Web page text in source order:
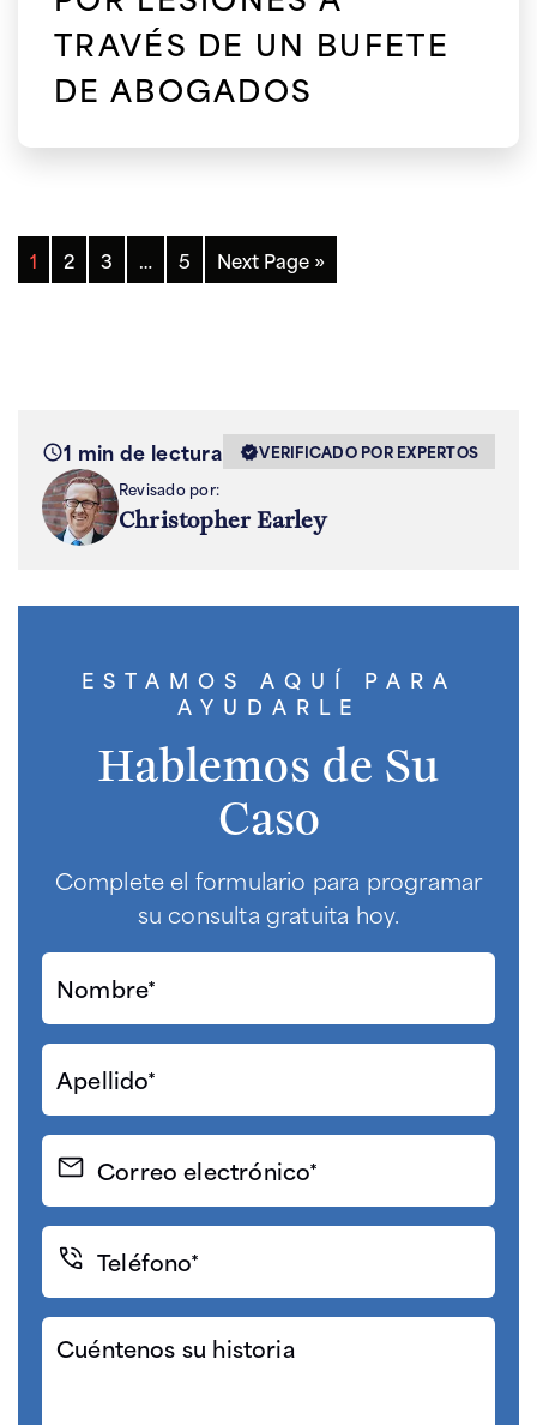
TRAVÉS DE UN BUFETE
DE ABOGADOS
1 2 3 … 5 Next Page »
1 min de lectura
VERIFICADO POR EXPERTOS
Revisado por:
Christopher Earley
ESTAMOS AQUÍ PARA
AYUDARLE
Hablemos de Su
Caso
Complete el formulario para programar
su consulta gratuita hoy.
Nombre*
(Required)
Apellido*
(Required)
Correo
electrónico
Teléfono*
(Required)
Cuéntenos
su